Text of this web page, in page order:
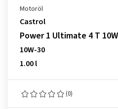
Motoröl
Castrol
Power 1 Ultimate 4 T
10W-30
1.00 l
(0)